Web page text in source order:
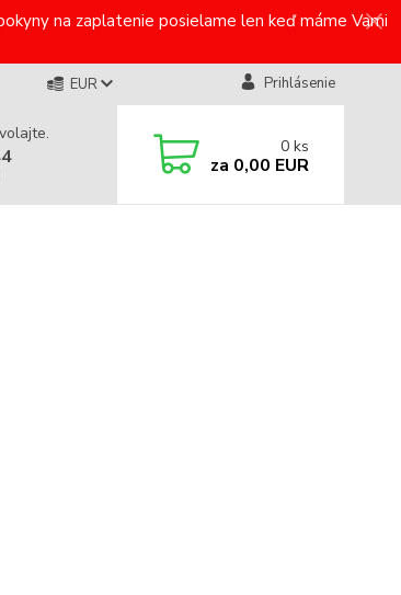
na zaplatenie posielame len keď máme Vami
EUR Prihlásenie
0 ks
za 0,00 EUR